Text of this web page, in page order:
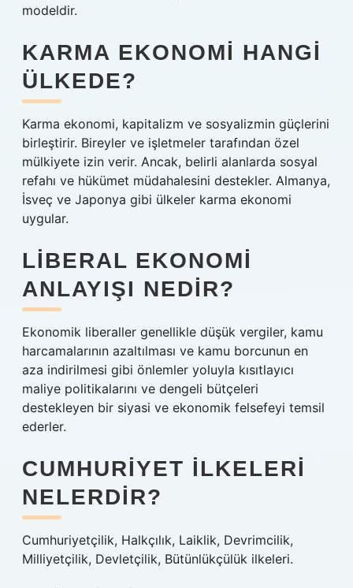
modeldir.
KARMA EKONOMI HANGI
ÜLKEDE?
Karma ekonomi, kapitalizm ve sosyalizmin güçlerini
birleştirir. Bireyler ve işletmeler tarafından özel
mülkiyete izin verir. Ancak, belirli alanlarda sosyal
refahı ve hükümet müdahalesini destekler. Almanya,
İsveç ve Japonya gibi ülkeler karma ekonomi
uygular.
LIBERAL EKONOMI
ANLAYIŞI NEDIR?
Ekonomik liberaller genellikle düşük vergiler, kamu
harcamalarının azaltılması ve kamu borcunun en
aza indirilmesi gibi önlemler yoluyla kısıtlayıcı
maliye politikalarını ve dengeli bütçeleri
destekleyen bir siyasi ve ekonomik felsefeyi temsil
ederler.
CUMHURIYET ILKELERI
NELERDIR?
Cumhuriyetçilik, Halkçılık, Laiklik, Devrimcilik,
Milliyetçilik, Devletçilik, Bütünlükçülük ilkeleri.